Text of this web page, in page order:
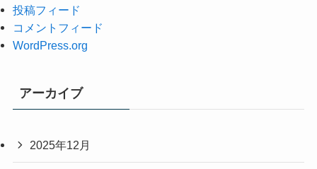
投稿フィード
コメントフィード
WordPress.org
アーカイブ
2025年12月